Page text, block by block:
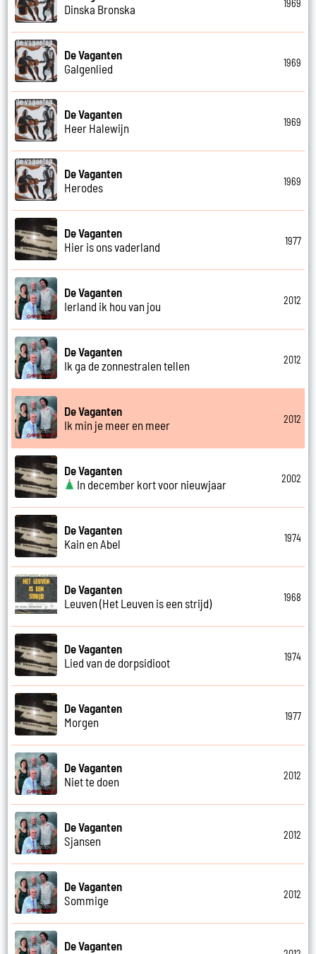
Dinska Bronska
1969
De Vaganten
Galgenlied
1969
De Vaganten
Heer Halewijn
1969
De Vaganten
Herodes
1969
De Vaganten
Hier is ons vaderland
1977
De Vaganten
Ierland ik hou van jou
2012
De Vaganten
Ik ga de zonnestralen tellen
2012
De Vaganten
Ik min je meer en meer
2012
De Vaganten
In december kort voor nieuwjaar
2002
De Vaganten
Kain en Abel
1974
De Vaganten
Leuven (Het Leuven is een strijd)
1968
De Vaganten
Lied van de dorpsidioot
1974
De Vaganten
Morgen
1977
De Vaganten
Niet te doen
2012
De Vaganten
Sjansen
2012
De Vaganten
Sommige
2012
De Vaganten